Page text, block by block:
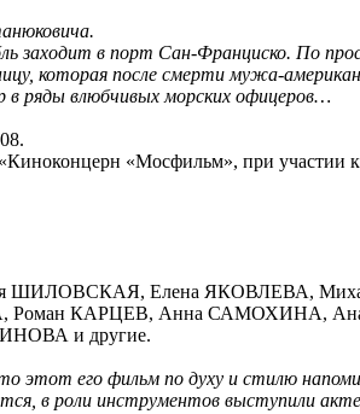
заходит в порт Сан-Франциско. По
которая после смерти мужа-
в ряды влюбчивых морских офицеров…
«Мосфильм», при участии
ШИЛОВСКАЯ, Елена ЯКОВЛЕВА,
КАРЦЕВ, Анна САМОХИНА,
и другие.
этот его фильм по духу и стилю
в роли инструментов выступили